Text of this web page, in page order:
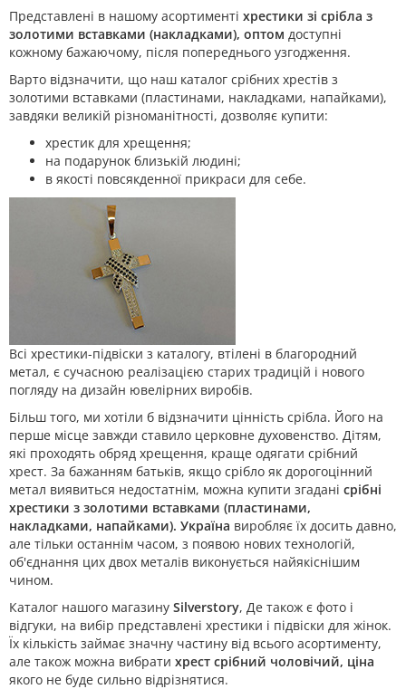
Представлені в нашому асортименті хрестики зі срібла з
золотими вставками (накладками), оптом доступні
кожному бажаючому, після попереднього узгодження.
Варто відзначити, що наш каталог срібних хрестів з
золотими вставками (пластинами, накладками, напайками),
завдяки великій різноманітності, дозволяє купити:
хрестик для хрещення;
на подарунок близькій людині;
в якості повсякденної прикраси для себе.
Всі хрестики-підвіски з каталогу, втілені в благородний
метал, є сучасною реалізацією старих традицій і нового
погляду на дизайн ювелірних виробів.
Більш того, ми хотіли б відзначити цінність срібла. Його на
перше місце завжди ставило церковне духовенство. Дітям,
які проходять обряд хрещення, краще одягати срібний
хрест. За бажанням батьків, якщо срібло як дорогоцінний
метал виявиться недостатнім, можна купити згадані срібні
хрестики з золотими вставками (пластинами,
накладками, напайками). Україна виробляє їх досить давно,
але тільки останнім часом, з появою нових технологій,
об'єднання цих двох металів виконується найякіснішим
чином.
Каталог нашого магазину Silverstory, Де також є фото і
відгуки, на вибір представлені хрестики і підвіски для жінок.
Їх кількість займає значну частину від всього асортименту,
але також можна вибрати хрест срібний чоловічий, ціна
якого не буде сильно відрізнятися.